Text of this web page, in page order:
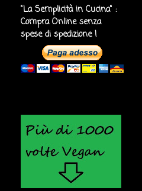
"La Semplicità in Cucina" :
Compra Online senza
spese di spedizione !